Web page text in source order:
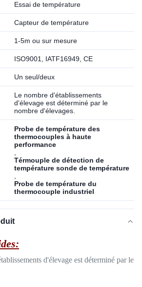
Essai de température
Capteur de température
1-5m ou sur mesure
ISO9001, IATF16949, CE
Un seul/deux
Le nombre d'établissements
d'élevage est déterminé par le
nombre d'élevages.
Probe de température des
thermocouples à haute
performance
Térmouple de détection de
température sonde de température
Probe de température du
thermocouple industriel
d'élevage est déterminé par le